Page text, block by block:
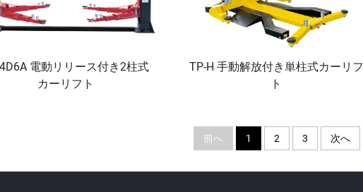
電動リリース付き2柱式
カーリフト
TP-H 手動解放付き単柱式カーリフ
ト
前へ 1 2 3 次へ